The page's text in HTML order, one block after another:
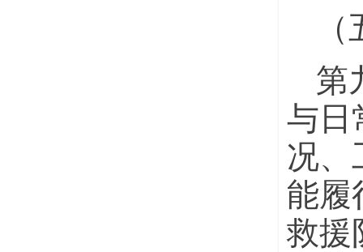
第
与日
况、
能履
救援